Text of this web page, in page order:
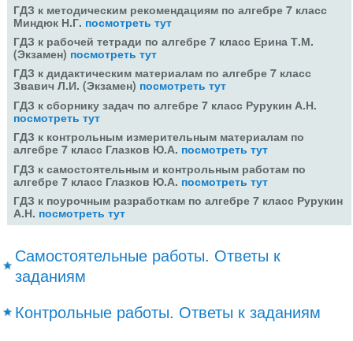
ГДЗ к методическим рекомендациям по алгебре 7 класс
Миндюк Н.Г. посмотреть тут
ГДЗ к рабочей тетради по алгебре 7 класс Ерина Т.М.
(Экзамен) посмотреть тут
ГДЗ к дидактическим материалам по алгебре 7 класс
Звавич Л.И. (Экзамен) посмотреть тут
ГДЗ к сборнику задач по алгебре 7 класс Рурукин А.Н.
посмотреть тут
ГДЗ к контрольным измерительным материалам по
алгебре 7 класс Глазков Ю.А. посмотреть тут
ГДЗ к самостоятельным и контрольным работам по
алгебре 7 класс Глазков Ю.А. посмотреть тут
ГДЗ к поурочным разработкам по алгебре 7 класс Рурукин
А.Н. посмотреть тут
Самостоятельные работы. Ответы к
заданиям
Контрольные работы. Ответы к заданиям